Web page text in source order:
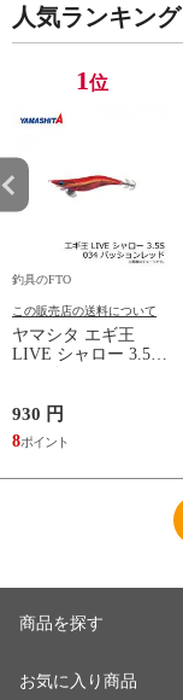
人気ランキング
1位
釣具のFTO
この販売店の送料について
ヤマシタ エギ王
LIVE シャロー 3.5S
テープ /エギ 2019年
新製品 エギング 定
番 アオリイカ エギ
930 円
8
商品を探す
お気に入り商品